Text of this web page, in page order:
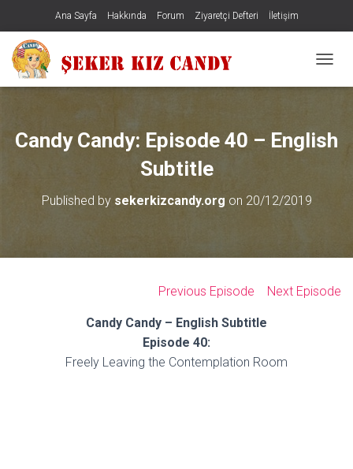
Ana Sayfa Hakkında Forum Ziyaretçi Defteri İletişim
Candy Candy: Episode 40 – English
Subtitle
Published by sekerkizcandy.org on 20/12/2019
Previous Episode Next Episode
Candy Candy – English Subtitle
Episode 40:
Freely Leaving the Contemplation Room